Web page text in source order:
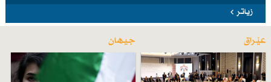
زیاتر
عێراق جیهان